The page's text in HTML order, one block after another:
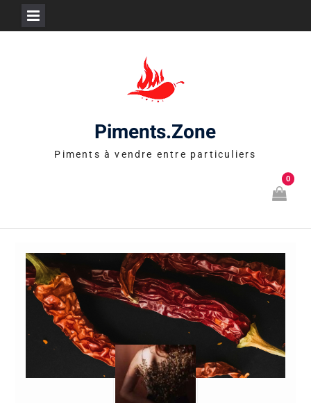
Piments.Zone
Piments à vendre entre particuliers
0